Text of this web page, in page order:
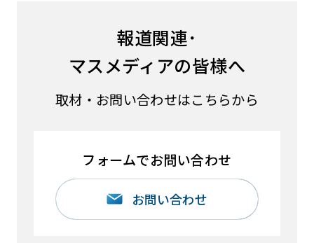
報道関連･
マスメディアの皆様へ
取材・お問い合わせはこちらから
フォームでお問い合わせ
お問い合わせ